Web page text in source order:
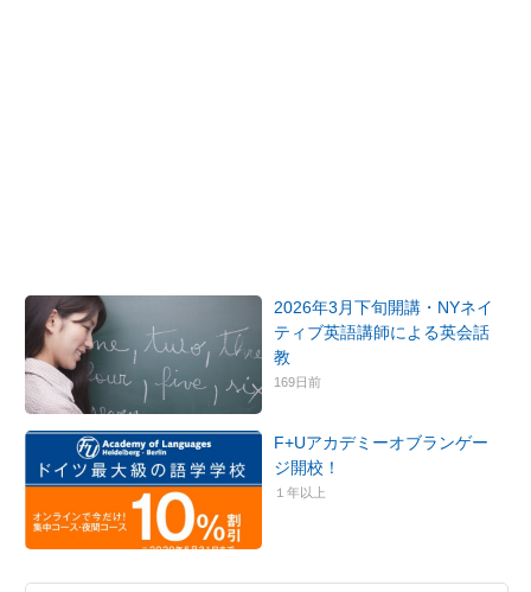
2026年3月下旬開講・NYネイ
ティブ英語講師による英会話
教
169日前
F+Uアカデミーオブランゲー
ジ開校！
１年以上